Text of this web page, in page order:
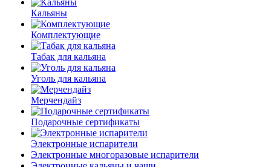
Кальяны
Комплектующие
Табак для кальяна
Уголь для кальяна
Мерчендайз
Подарочные сертификаты
Электронные испарители
Электронные многоразовые испарители